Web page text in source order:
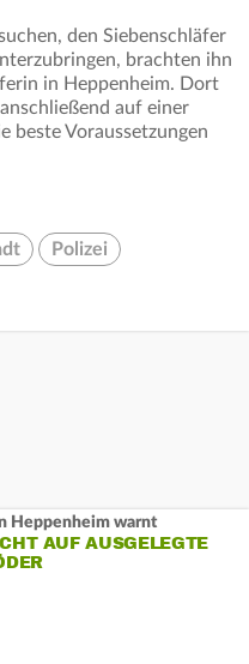
den Siebenschläfer
brachten ihn
in Heppenheim. Dort
auf einer
beste Voraussetzungen
Polizei
Heppenheim warnt
AUF AUSGELEGTE